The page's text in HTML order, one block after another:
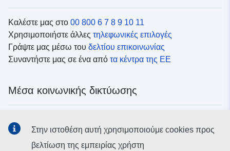
Καλέστε μας στο 00 800 6 7 8 9 10 11
Χρησιμοποιήστε άλλες τηλεφωνικές επιλογές
Γράψτε μας μέσω του δελτίου επικοινωνίας
Συναντήστε μας σε ένα από τα κέντρα της ΕΕ
Μέσα κοινωνικής δικτύωσης
δικτύωσηςΣτην ιστοθέση αυτή χρησιμοποιούμε cookies προς
βελτίωση της εμπειρίας χρήστη